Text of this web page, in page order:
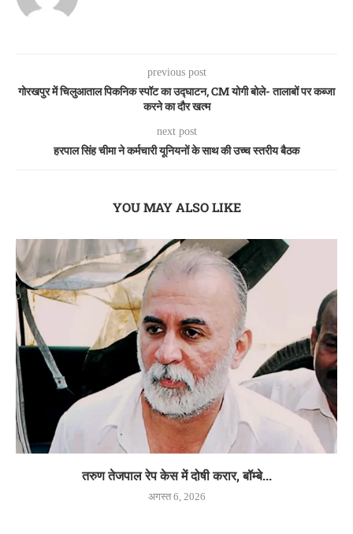
previous post
गोरखपुर में चिलुआताल पिकनिक स्पॉट का उद्घाटन, CM योगी बोले- तालाबों पर कब्जा
करने का दौर खत्म
next post
हरपाल सिंह चीमा ने कर्मचारी यूनियनों के साथ की उच्च स्तरीय बैठक
YOU MAY ALSO LIKE
तरुण तेजपाल रेप केस में दोषी करार, बॉम्बे...
अगस्त 6, 2026